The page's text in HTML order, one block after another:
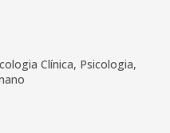
Clínica, Psicologia,